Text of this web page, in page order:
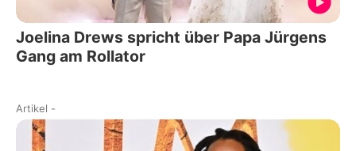
Joelina Drews spricht über Papa Jürgens
Gang am Rollator
Artikel -